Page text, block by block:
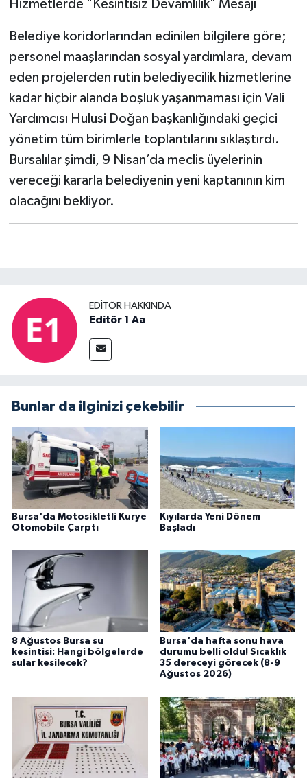
Hizmetlerde "Kesintisiz Devamlılık" Mesajı
Belediye koridorlarından edinilen bilgilere göre;
personel maaşlarından sosyal yardımlara, devam
eden projelerden rutin belediyecilik hizmetlerine
kadar hiçbir alanda boşluk yaşanmaması için Vali
Yardımcısı Hulusi Doğan başkanlığındaki geçici
yönetim tüm birimlerle toplantılarını sıklaştırdı.
Bursalılar şimdi, 9 Nisan’da meclis üyelerinin
vereceği kararla belediyenin yeni kaptanının kim
olacağını bekliyor.
EDITÖR HAKKINDA
Editör 1 Aa
Bunlar da ilginizi çekebilir
Bursa'da Motosikletli Kurye
Otomobile Çarptı
Kıyılarda Yeni Dönem
Başladı
8 Ağustos Bursa su
kesintisi: Hangi bölgelerde
sular kesilecek?
Bursa'da hafta sonu hava
durumu belli oldu! Sıcaklık
35 dereceyi görecek (8-9
Ağustos 2026)